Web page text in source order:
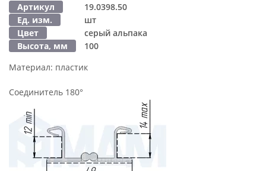
Артикул
19.0398.50
Ед. изм.
шт
Цвет
серый альпака
Высота, мм
100
Материал: пластик
Соединитель 180°